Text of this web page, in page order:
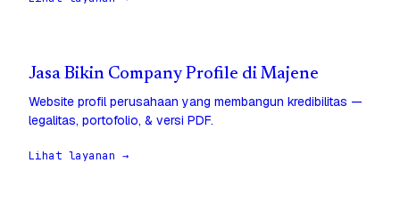
Jasa Bikin Company Profile di Majene
Website profil perusahaan yang membangun kredibilitas —
legalitas, portofolio, & versi PDF.
Lihat layanan →